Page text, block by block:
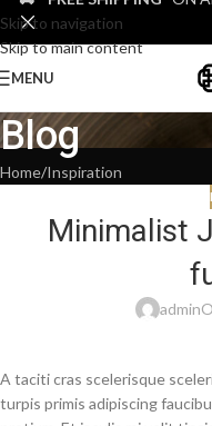
Skip to navigation
Skip to main content
MENU
Blog
Home Inspiration
Minimalist
admin
A taciti cras scelerisque
turpis primis adipiscing